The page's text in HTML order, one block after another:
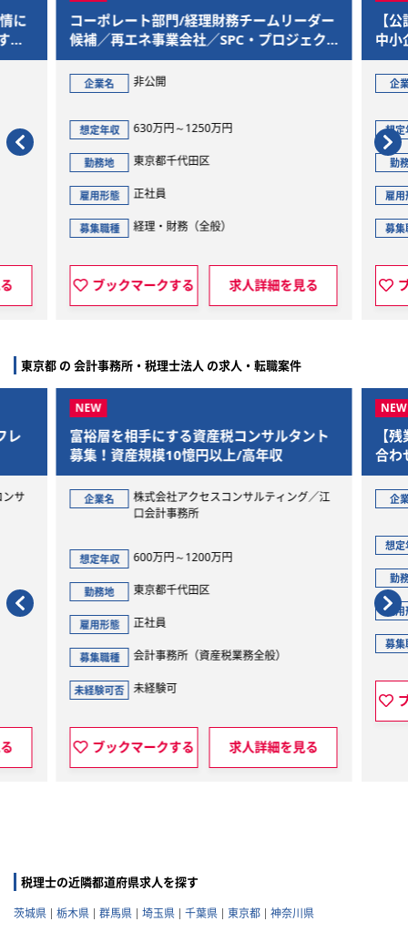
に
さ
コーポレート部門/経理財務チームリーダー
候補／再エネ事業会社／SPC・プロジェク
トファイナンス・管理体制高度化
企業名 非公開
想定年収 630万円～1250万円
勤務地 東京都千代田区
雇用形態 正社員
募集職種 経理・財務（全般）
ブックマークする 求人詳細を見る
【
中小
トア
企
想定
勤
雇用
募集
東京都 の 会計事務所・税理士法人 の求人・転職案件
レ
ンサ
富裕層を相手にする資産税コンサルタント
募集！資産規模10憶円以上/高年収
企業名
株式会社アクセスコンサルティング／江
口会計事務所
想定年収 600万円～1200万円
勤務地 東京都千代田区
雇用形態 正社員
募集職種 会計事務所（資産税業務全般）
未経験可否 未経験可
ブックマークする 求人詳細を見る
【
合わ
であ
企
想定
勤
雇用
募集
税理士の近隣都道府県求人を探す
茨城県 栃木県 群馬県 埼玉県 千葉県 東京都 神奈川県